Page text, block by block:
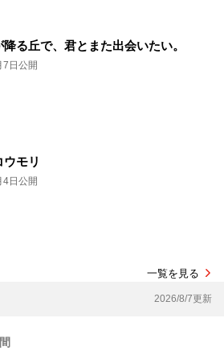
降る丘で、君とまた出会いたい。
7日公開
ウモリ
4日公開
一覧を見る
2026/8/7更新